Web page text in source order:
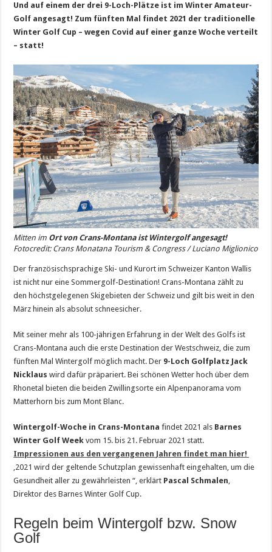
Und auf einem der drei 9-Loch-Plätze ist im Winter Amateur-
Golf angesagt! Zum fünften Mal findet 2021 der traditionelle
Winter Golf Cup – wegen Covid auf einer ganze Woche verteilt
– statt!
Mitten im Ort von Crans-Montana ist Wintergolf angesagt!
Fotocredit: Crans Monatana Tourism & Congress / Luciano Miglionico
Der französischsprachige Ski- und Kurort im Schweizer Kanton Wallis
ist nicht nur eine Sommergolf-Destination! Crans-Montana zählt zu
den höchstgelegenen Skigebieten der Schweiz und gilt bis weit in den
März hinein als absolut schneesicher.
Mit seiner mehr als 100-jährigen Erfahrung in der Welt des Golfs ist
Crans-Montana auch die erste Destination der Westschweiz, die zum
fünften Mal Wintergolf möglich macht. Der 9-Loch Golfplatz Jack
Nicklaus wird dafür präpariert. Bei schönen Wetter hoch über dem
Rhonetal bieten die beiden Zwillingsorte ein Alpenpanorama vom
Matterhorn bis zum Mont Blanc.
Wintergolf-Woche in Crans-Montana findet 2021 als Barnes
Winter Golf Week vom 15. bis 21. Februar 2021 statt.
Impressionen aus den vergangenen Jahren findet man hier!
‚2021 wird der geltende Schutzplan gewissenhaft eingehalten, um die
Gesundheit aller zu gewährleisten “, erklärt Pascal Schmalen
Direktor des Barnes Winter Golf Cup.
Regeln beim Wintergolf bzw. Snow
Golf